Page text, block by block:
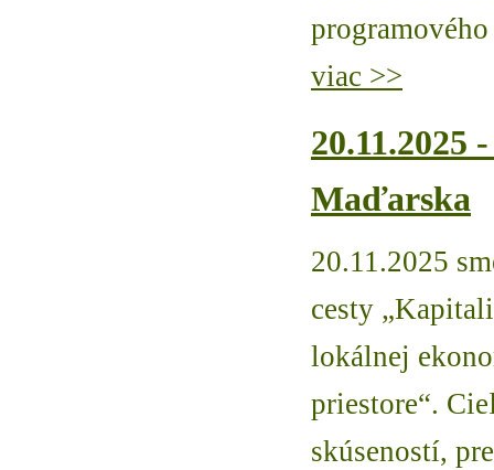
viac >>
20.11.2025
Maďarska
20.11.2025
cesty
lokálnej
priestore“.
skúseností,